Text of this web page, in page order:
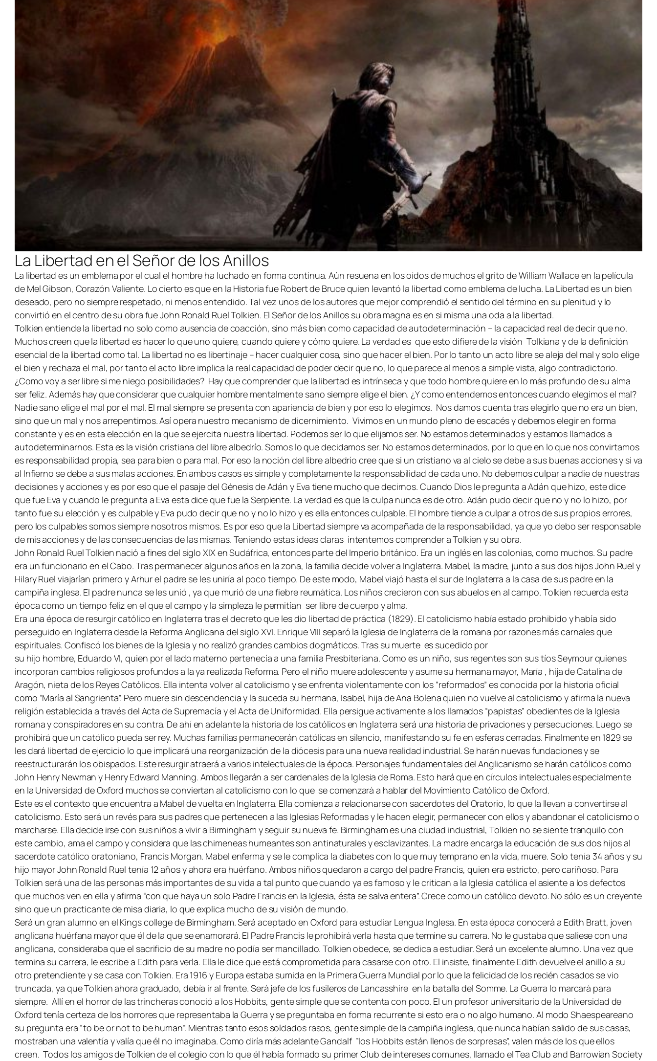
La Libertad en el Señor de los Anillos
La libertad es un emblema por el cual el hombre ha luchado en forma continua. Aún resuena en los oídos de muchos el grito de William Wallace en la película
de Mel Gibson, Corazón Valiente. Lo cierto es que en la Historia fue Robert de Bruce quien levantó la libertad como emblema de lucha. La Libertad es un bien
deseado, pero no siempre respetado, ni menos entendido. Tal vez unos de los autores que mejor comprendió el sentido del término en su plenitud y lo
convirtió en el centro de su obra fue John Ronald Ruel Tolkien. El Señor de los Anillos su obra magna es en si misma una oda a la libertad.
Tolkien entiende la libertad no solo como ausencia de coacción, sino más bien como capacidad de autodeterminación – la capacidad real de decir que no.
Muchos creen que la libertad es hacer lo que uno quiere, cuando quiere y cómo quiere. La verdad es que esto difiere de la visión Tolkiana y de la definición
esencial de la libertad como tal. La libertad no es libertinaje – hacer cualquier cosa, sino que hacer el bien. Por lo tanto un acto libre se aleja del mal y solo elige
el bien y rechaza el mal, por tanto el acto libre implica la real capacidad de poder decir que no, lo que parece al menos a simple vista, algo contradictorio.
¿Como voy a ser libre si me niego posibilidades? Hay que comprender que la libertad es intrínseca y que todo hombre quiere en lo más profundo de su alma
ser feliz. Además hay que considerar que cualquier hombre mentalmente sano siempre elige el bien. ¿Y como entendemos entonces cuando elegimos el mal?
Nadie sano elige el mal por el mal. El mal siempre se presenta con apariencia de bien y por eso lo elegimos. Nos damos cuenta tras elegirlo que no era un bien,
sino que un mal y nos arrepentimos. Así opera nuestro mecanismo de dicernimiento. Vivimos en un mundo pleno de escacés y debemos elegir en forma
constante y es en esta elección en la que se ejercita nuestra libertad. Podemos ser lo que elijamos ser. No estamos determinados y estamos llamados a
autodeterminarnos. Esta es la visión cristiana del libre albedrío. Somos lo que decidamos ser. No estamos determinados, por lo que en lo que nos convirtamos
es responsabilidad propia, sea para bien o para mal. Por eso la noción del libre albedrío cree que si un cristiano va al cielo se debe a sus buenas acciones y si va
al Infierno se debe a sus malas acciones. En ambos casos es simple y completamente la responsabilidad de cada uno. No debemos culpar a nadie de nuestras
decisiones y acciones y es por eso que el pasaje del Génesis de Adán y Eva tiene mucho que decirnos. Cuando Dios le pregunta a Adán que hizo, este dice
que fue Eva y cuando le pregunta a Eva esta dice que fue la Serpiente. La verdad es que la culpa nunca es de otro. Adán pudo decir que no y no lo hizo, por
tanto fue su elección y es culpable y Eva pudo decir que no y no lo hizo y es ella entonces culpable. El hombre tiende a culpar a otros de sus propios errores,
pero los culpables somos siempre nosotros mismos. Es por eso que la Libertad siempre va acompañada de la responsabilidad, ya que yo debo ser responsable
de mis acciones y de las consecuencias de las mismas. Teniendo estas ideas claras intentemos comprender a Tolkien y su obra.
John Ronald Ruel Tolkien nació a fines del siglo XIX en Sudáfrica, entonces parte del Imperio británico. Era un inglés en las colonias, como muchos. Su padre
era un funcionario en el Cabo. Tras permanecer algunos años en la zona, la familia decide volver a Inglaterra. Mabel, la madre, junto a sus dos hijos John Ruel y
Hilary Ruel viajarían primero y Arhur el padre se les uniría al poco tiempo. De este modo, Mabel viajó hasta el sur de Inglaterra a la casa de sus padre en la
campiña inglesa. El padre nunca se les unió , ya que murió de una fiebre reumática. Los niños crecieron con sus abuelos en al campo. Tolkien recuerda esta
época como un tiempo feliz en el que el campo y la simpleza le permitían ser libre de cuerpo y alma.
Era una época de resurgir católico en Inglaterra tras el decreto que les dio libertad de práctica (1829). El catolicismo había estado prohibido y había sido
perseguido en Inglaterra desde la Reforma Anglicana del siglo XVI. Enrique VIII separó la Iglesia de Inglaterra de la romana por razones más carnales que
espirituales. Confiscó los bienes de la Iglesia y no realizó grandes cambios dogmáticos. Tras su muerte es sucedido por
su hijo hombre, Eduardo VI, quien por el lado materno pertenecía a una familia Presbiteriana. Como es un niño, sus regentes son sus tíos Seymour quienes
incorporan cambios religiosos profundos a la ya realizada Reforma. Pero el niño muere adolescente y asume su hermana mayor, María , hija de Catalina de
Aragón, nieta de los Reyes Católicos. Ella intenta volver al catolicismo y se enfrenta violentamente con los “reformados” es conocida por la historia oficial
como “María al Sangrienta”. Pero muere sin descendencia y la suceda su hermana, Isabel, hija de Ana Bolena quien no vuelve al catolicismo y afirma la nueva
religión establecida a través del Acta de Supremacía y el Acta de Uniformidad. Ella persigue activamente a los llamados “papistas” obedientes de la Iglesia
romana y conspiradores en su contra. De ahí en adelante la historia de los católicos en Inglaterra será una historia de privaciones y persecuciones. Luego se
prohibirá que un católico pueda ser rey. Muchas familias permanecerán católicas en silencio, manifestando su fe en esferas cerradas. Finalmente en 1829 se
les dará libertad de ejercicio lo que implicará una reorganización de la diócesis para una nueva realidad industrial. Se harán nuevas fundaciones y se
reestructurarán los obispados. Este resurgir atraerá a varios intelectuales de la época. Personajes fundamentales del Anglicanismo se harán católicos como
John Henry Newman y Henry Edward Manning. Ambos llegarán a ser cardenales de la Iglesia de Roma. Esto hará que en círculos intelectuales especialmente
en la Universidad de Oxford muchos se conviertan al catolicismo con lo que se comenzará a hablar del Movimiento Católico de Oxford.
Este es el contexto que encuentra a Mabel de vuelta en Inglaterra. Ella comienza a relacionarse con sacerdotes del Oratorio, lo que la llevan a convertirse al
catolicismo. Esto será un revés para sus padres que pertenecen a las Iglesias Reformadas y le hacen elegir, permanecer con ellos y abandonar el catolicismo o
marcharse. Ella decide irse con sus niños a vivir a Birmingham y seguir su nueva fe. Birmingham es una ciudad industrial, Tolkien no se siente tranquilo con
este cambio, ama el campo y considera que las chimeneas humeantes son antinaturales y esclavizantes. La madre encarga la educación de sus dos hijos al
sacerdote católico oratoniano, Francis Morgan. Mabel enferma y se le complica la diabetes con lo que muy temprano en la vida, muere. Solo tenía 34 años y su
hijo mayor John Ronald Ruel tenía 12 años y ahora era huérfano. Ambos niños quedaron a cargo del padre Francis, quien era estricto, pero cariñoso. Para
Tolkien será una de las personas más importantes de su vida a tal punto que cuando ya es famoso y le critican a la Iglesia católica el asiente a los defectos
que muchos ven en ella y afirma “con que haya un solo Padre Francis en la Iglesia, ésta se salva entera”. Crece como un católico devoto. No sólo es un creyente
sino que un practicante de misa diaria, lo que explica mucho de su visión de mundo.
Será un gran alumno en el Kings college de Birmingham. Será aceptado en Oxford para estudiar Lengua Inglesa. En esta época conocerá a Edith Bratt, joven
anglicana huérfana mayor que él de la que se enamorará. El Padre Francis le prohibirá verla hasta que termine su carrera. No le gustaba que saliese con una
anglicana, consideraba que el sacrificio de su madre no podía ser mancillado. Tolkien obedece, se dedica a estudiar. Será un excelente alumno. Una vez que
termina su carrera, le escribe a Edith para verla. Ella le dice que está comprometida para casarse con otro. El insiste, finalmente Edith devuelve el anillo a su
otro pretendiente y se casa con Tolkien. Era 1916 y Europa estaba sumida en la Primera Guerra Mundial por lo que la felicidad de los recién casados se vio
truncada, ya que Tolkien ahora graduado, debía ir al frente. Será jefe de los fusileros de Lancasshire en la batalla del Somme. La Guerra lo marcará para
siempre. Allí en el horror de las trincheras conoció a los Hobbits, gente simple que se contenta con poco. El un profesor universitario de la Universidad de
Oxford tenía certeza de los horrores que representaba la Guerra y se preguntaba en forma recurrente si esto era o no algo humano. Al modo Shaespeareano
su pregunta era “to be or not to be human”. Mientras tanto esos soldados rasos, gente simple de la campiña inglesa, que nunca habían salido de sus casas,
mostraban una valentía y valía que él no imaginaba. Como diría más adelante Gandalf ”los Hobbits están llenos de sorpresas”, valen más de los que ellos
creen. Todos los amigos de Tolkien de el colegio con lo que él había formado su primer Club de intereses comunes, llamado elTea Club and Barrowian Society